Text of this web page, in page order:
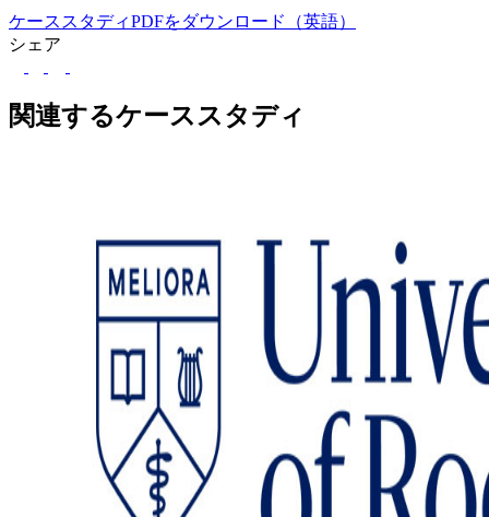
ケーススタディPDFをダウンロード（英語）
シェア
関連するケーススタディ